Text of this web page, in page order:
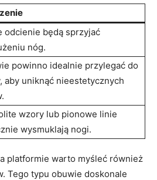
odcienie będą sprzyjać
nóg.
powinno idealnie przylegać do
aby uniknąć nieestetycznych
wzory lub pionowe linie
wysmuklają nogi.
platformie warto myśleć również
Tego typu obuwie doskonale